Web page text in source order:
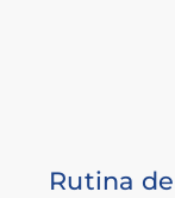
Rutina